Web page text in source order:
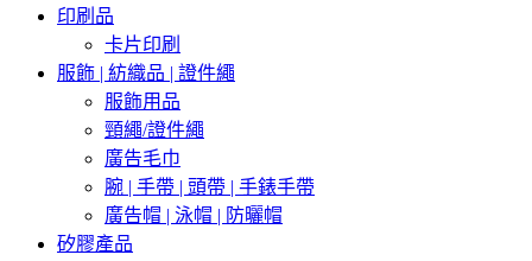
印刷品
卡片印刷
服飾 | 紡織品 | 證件繩
服飾用品
頸繩/證件繩
廣告毛巾
腕 | 手帶 | 頭帶 | 手錶手帶
廣告帽 | 泳帽 | 防曬帽
矽膠產品